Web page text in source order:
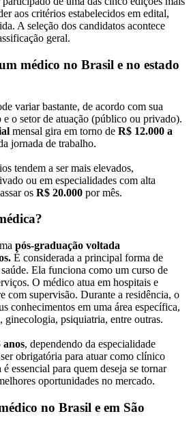
aos critérios estabelecidos em edital,
A seleção dos candidatos acontece
geral.
médico no Brasil e no estado
variar bastante, de acordo com sua
e o setor de atuação (público ou privado).
mensal gira em torno de R$ 12.000 a
jornada de trabalho.
tendem a ser mais elevados,
ou em especialidades com alta
os R$ 20.000 por mês.
pós-graduação voltada
É considerada a principal forma de
Ela funciona como um curso de
O médico atua em hospitais e
com supervisão. Durante a residência, o
conhecimentos em uma área específica,
ginecologia, psiquiatria, entre outras.
anos, dependendo da especialidade
obrigatória para atuar como clínico
essencial para quem deseja se tornar
oportunidades no mercado.
no Brasil e em São